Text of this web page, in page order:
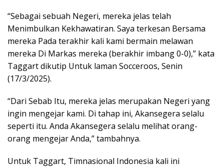
“Sebagai sebuah Negeri, mereka jelas telah
Menimbulkan Kekhawatiran. Saya terkesan Bersama
mereka Pada terakhir kali kami bermain melawan
mereka Di Markas mereka (berakhir imbang 0-0),” kata
Taggart dikutip Untuk laman Socceroos, Senin
(17/3/2025).
“Dari Sebab Itu, mereka jelas merupakan Negeri yang
ingin mengejar kami. Di tahap ini, Akansegera selalu
seperti itu. Anda Akansegera selalu melihat orang-
orang mengejar Anda,” tambahnya.
Untuk Taggart, Timnasional Indonesia kali ini